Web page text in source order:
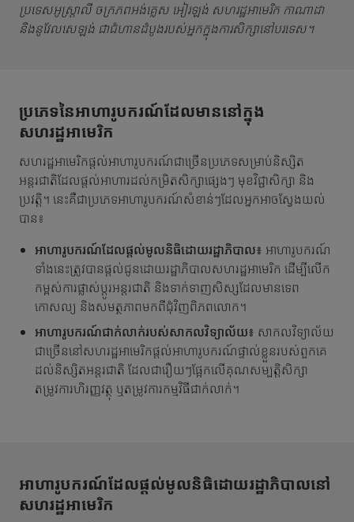
ប្រទេសអូស្ត្រាលី ចក្រភពអង់គ្លេស អៀរឡង់ សហរដ្ឋអាមេរិក កាណាដា
និងនូវែលសេឡង់ ជាជំហានដំបូងរបស់អ្នកក្នុងការសិក្សានៅបរទេស។
ប្រភេទនៃអាហារូបករណ៍ដែលមាននៅក្នុង
សហរដ្ឋអាមេរិក
សហរដ្ឋអាមេរិកផ្តល់អាហារូបករណ៍ជាច្រើនប្រភេទសម្រាប់និស្សិត
អន្តរជាតិដែលផ្តល់អាហារដល់កម្រិតសិក្សាផ្សេងៗ មុខវិជ្ជាសិក្សា និង
ប្រវត្តិ។ នេះគឺជាប្រភេទអាហារូបករណ៍សំខាន់ៗដែលអ្នកអាចស្វែងយល់
បាន៖
អាហារូបករណ៍ដែលផ្តល់មូលនិធិដោយរដ្ឋាភិបាល៖ អាហារូបករណ៍
ទាំងនេះត្រូវបានផ្តល់ជូនដោយរដ្ឋាភិបាលសហរដ្ឋអាមេរិក ដើម្បីលើក
កម្ពស់ការផ្លាស់ប្តូរអន្តរជាតិ និងទាក់ទាញសិស្សដែលមានទេព
កោសល្យ និងសមត្ថភាពមកពីជុំវិញពិភពលោក។
អាហារូបករណ៍ជាក់លាក់របស់សាកលវិទ្យាល័យ៖ សាកលវិទ្យាល័យ
ជាច្រើននៅសហរដ្ឋអាមេរិកផ្តល់អាហារូបករណ៍ផ្ទាល់ខ្លួនរបស់ពួកគេ
ដល់និស្សិតអន្តរជាតិ ដែលជារឿយៗផ្អែកលើគុណសម្បត្តិសិក្សា
តម្រូវការហិរញ្ញវត្ថុ ឬតម្រូវការកម្មវិធីជាក់លាក់។
អាហារូបករណ៍ដែលផ្តល់មូលនិធិដោយរដ្ឋាភិបាលនៅ
សហរដ្ឋអាមេរិក